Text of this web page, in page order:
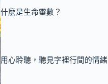
什麼是生命靈數？
用心聆聽，聽見字裡行間的情緒